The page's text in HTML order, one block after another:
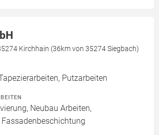
Kirchhain (36km von 35274 Siegbach)
Putzarbeiten
Neubau Arbeiten,